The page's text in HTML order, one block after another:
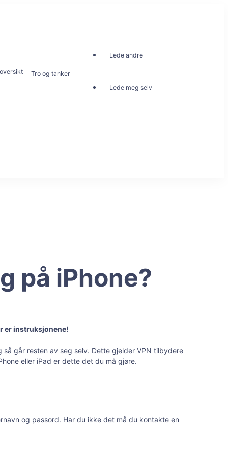
Tro og tanker
Lede andre
Lede meg selv
på iPhone?
er instruksjonene!
går resten av seg selv. Dette gjelder VPN tilbydere
eller iPad er dette det du må gjøre.
og passord. Har du ikke det må du kontakte en